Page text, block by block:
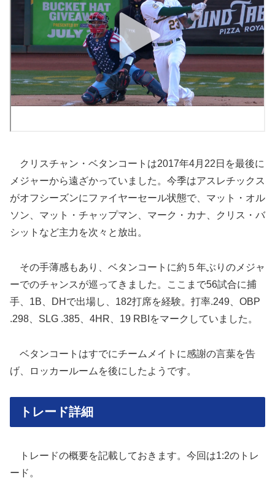
クリスチャン・ベタンコートは2017年4月22日を最後に
メジャーから遠ざかっていました。今季はアスレチックス
がオフシーズンにファイヤーセール状態で、マット・オル
ソン、マット・チャップマン、マーク・カナ、クリス・バ
シットなど主力を次々と放出。
その手薄感もあり、ベタンコートに約５年ぶりのメジャ
ーでのチャンスが巡ってきました。ここまで56試合に捕
手、1B、DHで出場し、182打席を経験。打率.249、OBP
.298、SLG .385、4HR、19 RBIをマークしていました。
ベタンコートはすでにチームメイトに感謝の言葉を告
げ、ロッカールームを後にしたようです。
トレード詳細
トレードの概要を記載しておきます。今回は1:2のトレ
ード。